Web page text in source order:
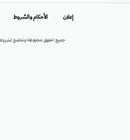
جميع الحقوق محفوظة وتخضع لشروط
إعلان الأحكام والشروط